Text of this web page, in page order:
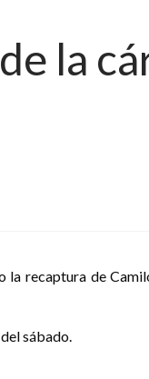
la
recaptura de
sábado.